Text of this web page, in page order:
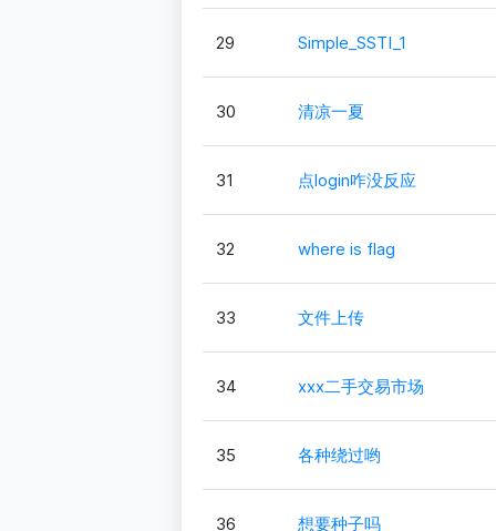
29 Simple_SSTI_1
30 清凉一夏
31 点login咋没反应
32 where is flag
33 文件上传
34 xxx二手交易市场
35 各种绕过哟
36 想要种子吗